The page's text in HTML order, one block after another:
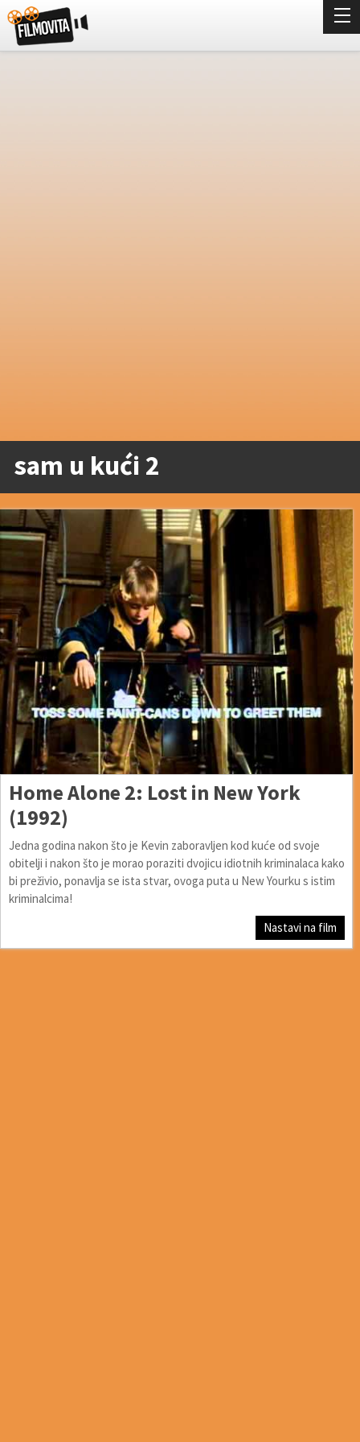
sam u kući 2
Home Alone 2: Lost in New York
(1992)
Jedna godina nakon što je Kevin zaboravljen kod kuće od svoje
obitelji i nakon što je morao poraziti dvojicu idiotnih kriminalaca kako
bi preživio, ponavlja se ista stvar, ovoga puta u New Yourku s istim
kriminalcima!
Nastavi na film